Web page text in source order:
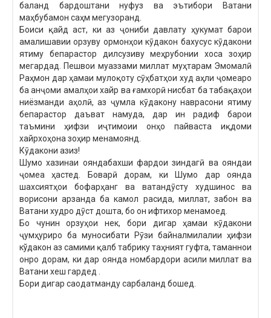
баланд бардоштани нуфуз ва эътибори Ватани
маҳбубамон саҳм мегузоранд.
Боиси қайд аст, ки аз ҷониби давлату ҳукумат барои
амалишавии орзуву ормонҳои кӯдакон бахусус кӯдакони
ятиму бепарастор дилсузиву меҳрубонии хоса зоҳир
мегардад. Пешвои муаззами миллат муҳтарам Эмомалӣ
Раҳмон дар ҳамаи мулоқоту сӯҳбатҳои худ аҳли ҷомеаро
ба анҷоми амалҳои хайр ва ғамхорӣ нисбат ба табақаҳои
ниёзманди аҳолӣ, аз ҷумла кӯдакону наврасони ятиму
бепарастор даъват намуда, дар ин радиф барои
таъмини ҳифзи иҷтимоии онҳо пайваста иқдоми
хайрхоҳона зоҳир менамоянд.
Кӯдакони азиз!
Шумо хазинаи ояндабахши фардои зиндагӣ ва ояндаи
ҷомеа ҳастед. Боварӣ дорам, ки Шумо дар оянда
шахсиятҳои бофарҳанг ва ватандӯсту худшинос ва
ворисони арзанда ба камол расида, миллат, забон ва
Ватани худро дӯст дошта, бо он ифтихор менамоед.
Бо чунин орзуҳои нек, бори дигар ҳамаи кӯдакони
ҷумҳуриро ба муносибати Рӯзи байналмилалии ҳифзи
кўдакон аз самими қалб табрику таҳният гуфта, таманнои
онро дорам, ки дар оянда номбардори асили миллат ва
Ватани хеш гардед .
Бори дигар саодатманду сарбаланд бошед.